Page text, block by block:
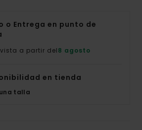
o Entrega en punto de
a partir del8 agosto
en tienda
talla